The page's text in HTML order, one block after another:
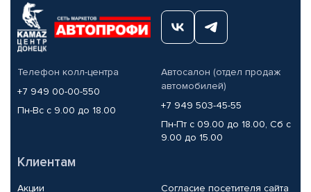
Телефон колл-центра
+7 949 00-00-550
Пн-Вс с 9.00 до 18.00
Автосалон (отдел продаж
автомобилей)
+7 949 503-45-55
Пн-Пт с 09.00 до 18.00, Сб с
9.00 до 15.00
Клиентам
Акции Согласие посетителя сайта